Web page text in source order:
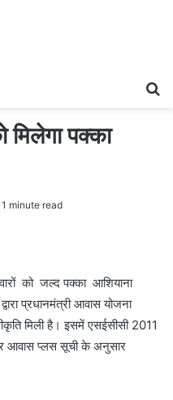
मिलेगा पक्का
1 minute read
को जल्द पक्का आशियाना
प्रधानमंत्री आवास योजना
मिली है। इसमें एसईसीसी 2011
आवास प्लस सूची के अनुसार